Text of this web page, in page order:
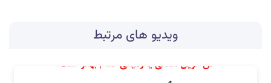
ویدیو های مرتبط